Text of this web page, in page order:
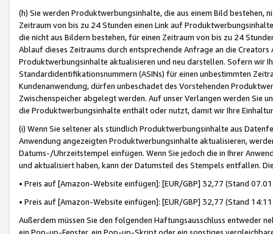
(h) Sie werden Produktwerbungsinhalte, die aus einem Bild bestehen,
Zeitraum von bis zu 24 Stunden einen Link auf
die nicht aus Bildern bestehen, für einen Zeitraum von bis zu 24
Ablauf dieses Zeitraums durch entsprechende Anfrage an die
Produktwerbungsinhalte aktualisieren und neu darstellen. Sofern wir
Standardidentifikationsnummern (ASINs) für einen unbestimmten
Kundenanwendung, dürfen unbeschadet des Vorstehenden
Zwischenspeicher abgelegt werden. Auf unser Verlangen werden Sie
die Produktwerbungsinhalte enthält oder nutzt, damit wir Ihre
(i) Wenn Sie seltener als stündlich Produktwerbungsinhalte aus
Anwendung angezeigten Produktwerbungsinhalte aktualisieren,
Datums-/Uhrzeitstempel einfügen. Wenn Sie jedoch die in Ihrer
und aktualisiert haben, kann der Datumsteil des Stempels entfallen.
• Preis auf [Amazon-Website einfügen]: [EUR/GBP] 32,77 (Stand
• Preis auf [Amazon-Website einfügen]: [EUR/GBP] 32,77 (Stand
Außerdem müssen Sie den folgenden Haftungsausschluss entweder
ein Pop-up-Fenster, ein Pop-up-Skript oder ein sonstiges